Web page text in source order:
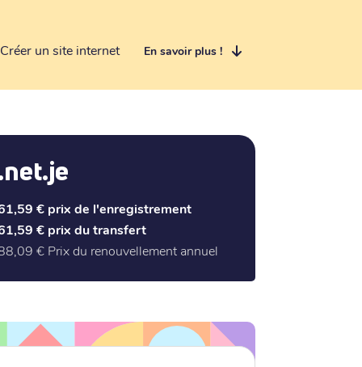
Créer un site internet En savoir plus !
€ prix de l'enregistrement
€ prix du transfert
€ Prix du renouvellement annuel